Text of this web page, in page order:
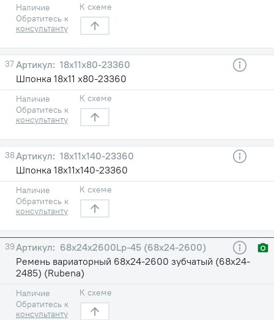
Наличие
Обратитесь к
консультанту
К схеме
37
18х11х80-23360
Шпонка 18х11 х80-23360
Наличие
Обратитесь к
консультанту
К схеме
38
18х11х140-23360
Шпонка 18х11х140-23360
Наличие
Обратитесь к
консультанту
К схеме
39
68х24х2600Lp-45 (68х24-2600)
Ремень вариаторный 68х24-2600 зубчатый (68х24-
2485) (Rubena)
Наличие
Обратитесь к
консультанту
К схеме